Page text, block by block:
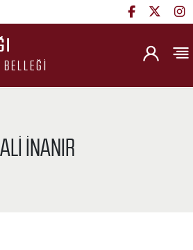
ALI İNANIR